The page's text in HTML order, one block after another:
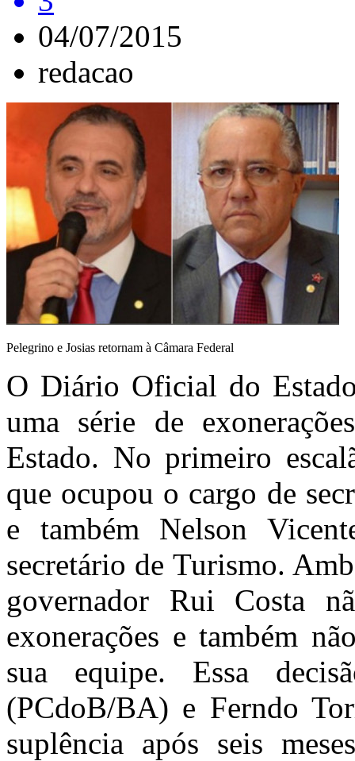
04/07/2015
redacao
Pelegrino e Josias retornam à Câmara Federal
O Diário Oficial do
uma série de
Estado. No primeiro
que ocupou o cargo de
e também Nelson
secretário de Turismo.
governador Rui Costa
exonerações e também
sua equipe. Essa
(PCdoB/BA) e Ferndo
suplência após seis